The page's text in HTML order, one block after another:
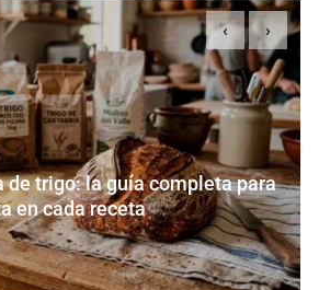
para
SharkNinja
Luxe Café
black
JUNIO 24, 2026
‹ ›